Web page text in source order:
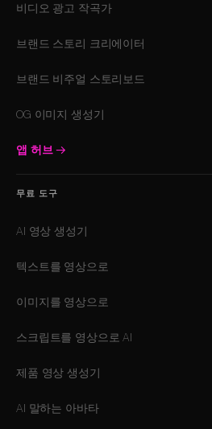
비디오 광고 작곡가
브랜드 스토리 크리에이터
브랜드 비주얼 스토리보드
OG 이미지 생성기
앱 허브→
무료 도구
AI 영상 생성기
텍스트를 영상으로
이미지를 영상으로
스크립트를 영상으로 AI
제품 영상 생성기
AI 말하는 아바타